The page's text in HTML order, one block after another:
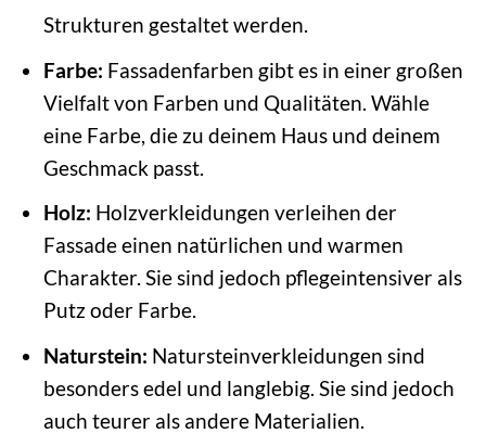
Strukturen gestaltet werden.
Farbe: Fassadenfarben gibt es in einer großen
Vielfalt von Farben und Qualitäten. Wähle
eine Farbe, die zu deinem Haus und deinem
Geschmack passt.
Holz: Holzverkleidungen verleihen der
Fassade einen natürlichen und warmen
Charakter. Sie sind jedoch pflegeintensiver als
Putz oder Farbe.
Naturstein: Natursteinverkleidungen sind
besonders edel und langlebig. Sie sind jedoch
auch teurer als andere Materialien.